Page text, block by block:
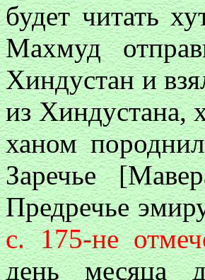
будет читать
Махмуд
Хиндустан и
из Хиндустана,
ханом
Заречье
Предречье
с. 175-не
день месяца